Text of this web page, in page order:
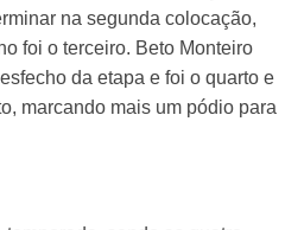
na segunda colocação,
foi o terceiro. Beto Monteiro
da etapa e foi o quarto e
marcando mais um pódio para